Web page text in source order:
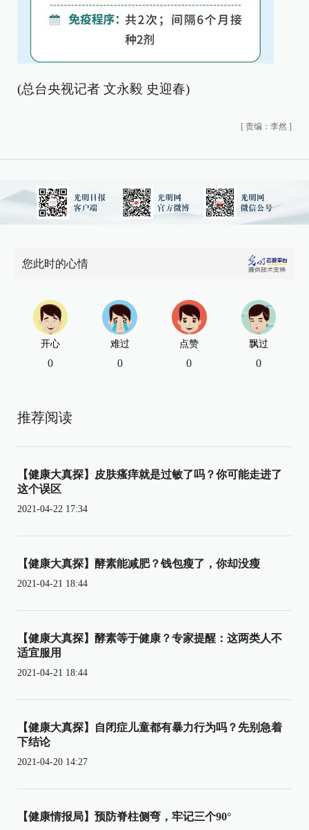
(总台央视记者 文永毅 史迎春)
[ 责编：李然 ]
您此时的心情
开心
0
难过
0
点赞
0
飘过
0
推荐阅读
【健康大真探】皮肤瘙痒就是过敏了吗？你可能走进了
这个误区
2021-04-22 17:34
【健康大真探】酵素能减肥？钱包瘦了，你却没瘦
2021-04-21 18:44
【健康大真探】酵素等于健康？专家提醒：这两类人不
适宜服用
2021-04-21 18:44
【健康大真探】自闭症儿童都有暴力行为吗？先别急着
下结论
2021-04-20 14:27
【健康情报局】预防脊柱侧弯，牢记三个90°